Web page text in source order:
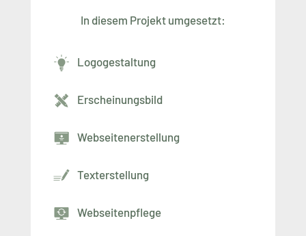
In diesem Projekt umgesetzt:
Logogestaltung
Erscheinungsbild
Webseitenerstellung
Texterstellung
Webseitenpflege